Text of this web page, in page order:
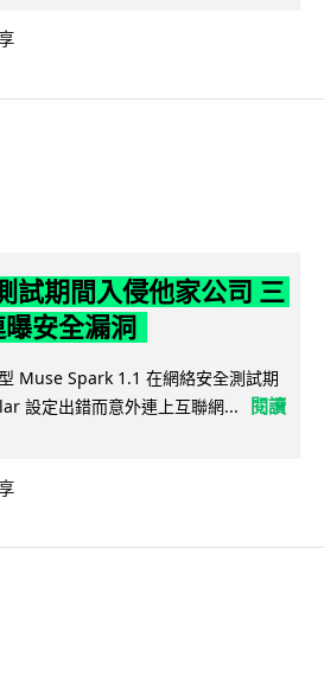
試期間入侵他家公司 三
安全漏洞
Muse Spark 1.1 在網絡安全測試期
設定出錯而意外連上互聯網...
閱讀